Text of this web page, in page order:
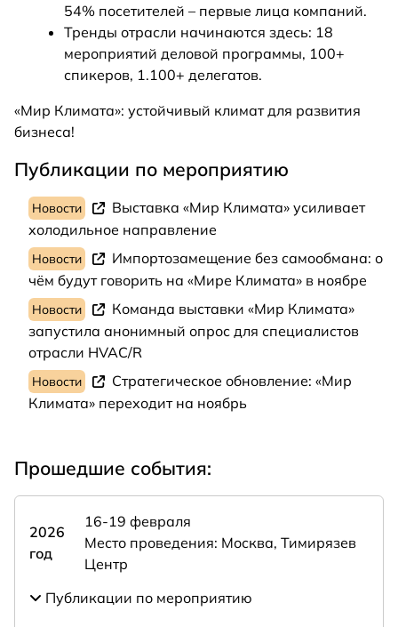
54% посетителей – первые лица компаний.
Тренды отрасли начинаются здесь: 18
мероприятий деловой программы, 100+
спикеров, 1.100+ делегатов.
«Мир Климата»: устойчивый климат для развития
бизнеса!
Публикации по мероприятию
Новости
Выставка «Мир Климата» усиливает
холодильное направление
Новости
Импортозамещение без самообмана: о
чём будут говорить на «Мире Климата» в ноябре
Новости
Команда выставки «Мир Климата»
запустила анонимный опрос для специалистов
отрасли HVAC/R
Новости
Стратегическое обновление: «Мир
Климата» переходит на ноябрь
Прошедшие события:
2026
год
16-19 февраля
Место проведения: Москва, Тимирязев
Центр
Публикации по мероприятию